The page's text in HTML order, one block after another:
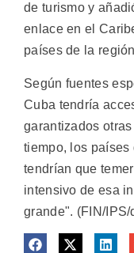
de turismo y
enlace en el
países de la
Según fuentes
Cuba tendría
garantizados
tiempo, los países
tendrían que
intensivo de esa
grande". (FIN/IPS/